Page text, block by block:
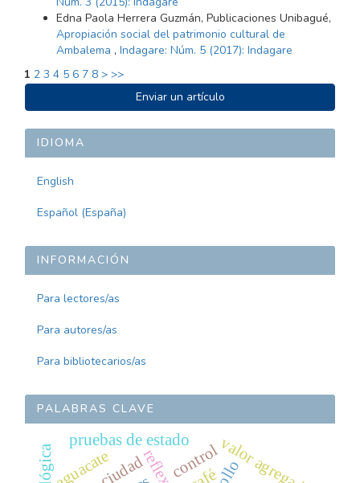
Edna Paola Herrera Guzmán, Publicaciones Unibagué,
Apropiación social del patrimonio cultural de
Ambalema , Indagare: Núm. 5 (2017): Indagare
1 2 3 4 5 6 7 8 > >>
ENVIAR
UN
ARTÍCULO
Enviar un artículo
IDIOMA
English
Español (España)
INFORMACIÓN
Para lectores/as
Para autores/as
Para bibliotecarios/as
PALABRAS CLAVE
valor agregado
pruebas de estado
aguacateciudad control